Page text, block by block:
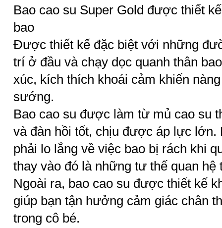
Bao cao su Super Gold được thiết
bao
Được thiết kế đặc biệt với những
trí ở đầu và chạy dọc quanh thân
xúc, kích thích khoái cảm khiến
sướng.
Bao cao su được làm từ mủ cao su
và đàn hồi tốt, chịu được áp lực lớn.
phải lo lắng về việc bao bị rách khi
thay vào đó là những tư thế quan hệ
Ngoài ra, bao cao su được thiết kế
giúp bạn tận hưởng cảm giác chân
trong cô bé.